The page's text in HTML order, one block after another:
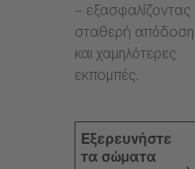
– εξασφαλίζοντας
σταθερή απόδοση
και χαμηλότερες
εκπομπές.
Εξερευνήστε
τα σώματα